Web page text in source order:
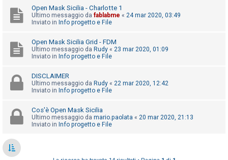
t
v
C
e
c
a
Open Mask Sicilia - Charlotte 1
Ultimo messaggio da fablabme « 24 mar 2020, 03:49
Inviato in Info progetto e File
Open Mask Sicilia Grid - FDM
Ultimo messaggio da Rudy « 23 mar 2020, 01:09
Inviato in Info progetto e File
DISCLAIMER
Ultimo messaggio da Rudy « 22 mar 2020, 12:42
Inviato in Info progetto e File
Cos'è Open Mask Sicilia
Ultimo messaggio da mario.paolata « 20 mar 2020, 21:13
Inviato in Info progetto e File